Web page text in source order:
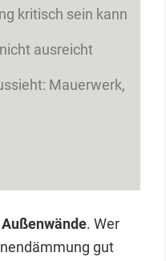
kritisch sein kann
ausreicht
Mauerwerk,
. Wer
gut